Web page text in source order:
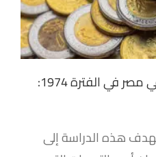
سياسات الأجور وتحدياتها في مصر في الفترة 1974:
هذه الدراسة إلى